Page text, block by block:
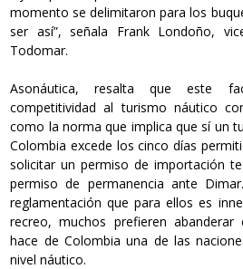
momento se delimitaron para los
ser así”, señala Frank Londoño,
Todomar.
Asonáutica, resalta que este
competitividad al turismo náutico
como la norma que implica que sí un
Colombia excede los cinco días
solicitar un permiso de importación
permiso de permanencia ante
reglamentación que para ellos es
recreo, muchos prefieren
hace de Colombia una de las
nivel náutico.